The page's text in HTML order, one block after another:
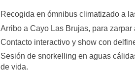
Recogida en ómnibus climatizado a
Arribo a Cayo Las Brujas, para
Contacto interactivo y show con
Sesión de snorkelling en aguas
de vida.